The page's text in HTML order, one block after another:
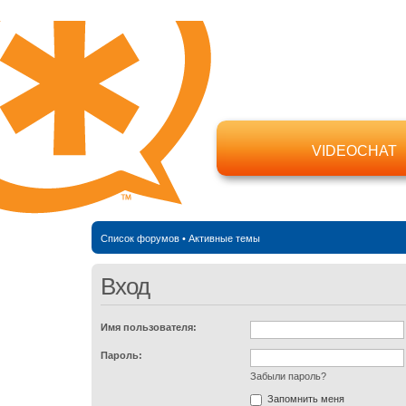
VIDEOCHAT
Список форумов• Активные темы
Вход
Имя пользователя:
Пароль:
Забыли пароль?
Запомнить меня